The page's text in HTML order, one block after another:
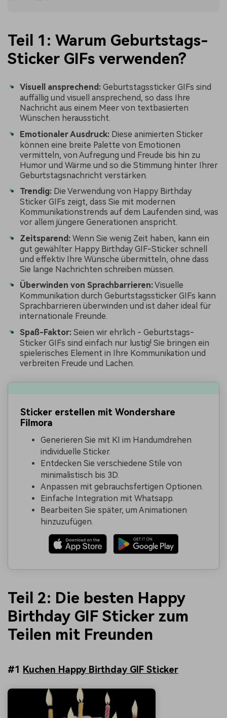
Teil 1: Warum Geburtstags-
Sticker GIFs verwenden?
Visuell ansprechend: Geburtstagssticker GIFs sind
auffällig und visuell ansprechend, so dass Ihre
Nachricht aus einem Meer von textbasierten
Wünschen heraussticht.
Emotionaler Ausdruck: Diese animierten Sticker
können eine breite Palette von Emotionen
vermitteln, von Aufregung und Freude bis hin zu
Humor und Wärme und so die Stimmung hinter Ihrer
Geburtstagsnachricht verstärken.
Trendig: Die Verwendung von Happy Birthday
Sticker GIFs zeigt, dass Sie mit modernen
Kommunikationstrends auf dem Laufenden sind, was
vor allem jüngere Generationen anspricht.
Zeitsparend: Wenn Sie wenig Zeit haben, kann ein
gut gewählter Happy Birthday GIF-Sticker schnell
und effektiv Ihre Wünsche übermitteln, ohne dass
Sie lange Nachrichten schreiben müssen.
Überwinden von Sprachbarrieren:Visuelle
Kommunikation durch Geburtstagssticker GIFs kann
Sprachbarrieren überwinden und ist daher ideal für
internationale Freunde.
Spaß-Faktor: Seien wir ehrlich - Geburtstags-
Sticker GIFs sind einfach nur lustig! Sie bringen ein
spielerisches Element in Ihre Kommunikation und
verbreiten Freude und Lachen.
Sticker erstellen mit Wondershare
Filmora
Generieren Sie mit KI im Handumdrehen
individuelle Sticker.
Entdecken Sie verschiedene Stile von
minimalistisch bis 3D.
Anpassen mit gebrauchsfertigen Optionen.
Einfache Integration mit Whatsapp.
Bearbeiten Sie später, um Animationen
hinzuzufügen.
Teil 2: Die besten Happy
Birthday GIF Sticker zum
Teilen mit Freunden
#1 Kuchen Happy Birthday GIF Sticker